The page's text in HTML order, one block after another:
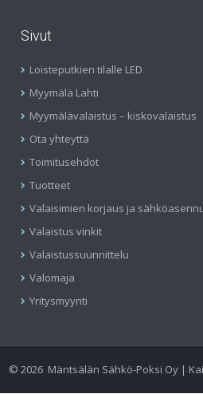
Sivut
Loisteputkien tilalle LED
Myymälä Lahti
Myymälävalaistus – kiskovalaistus
Ota yhteyttä
Toimitusehdot
Tuotteet
Valaisimien korjaus ja
Valaistus vinkit
Valaistussuunnittelu
Valomaja
Yritysmyynti
©2026 Mäntsälän Sähkö-Poksi Oy |